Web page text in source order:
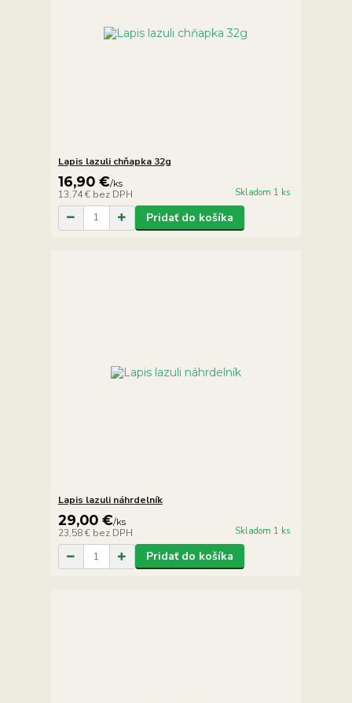
Lapis lazuli chňapka 32g
16,90 €/ks
13,74 € bez DPH Skladom 1 ks
Pridať do košíka
Lapis lazuli náhrdelník
29,00 €/ks
23,58 € bez DPH Skladom 1 ks
Pridať do košíka